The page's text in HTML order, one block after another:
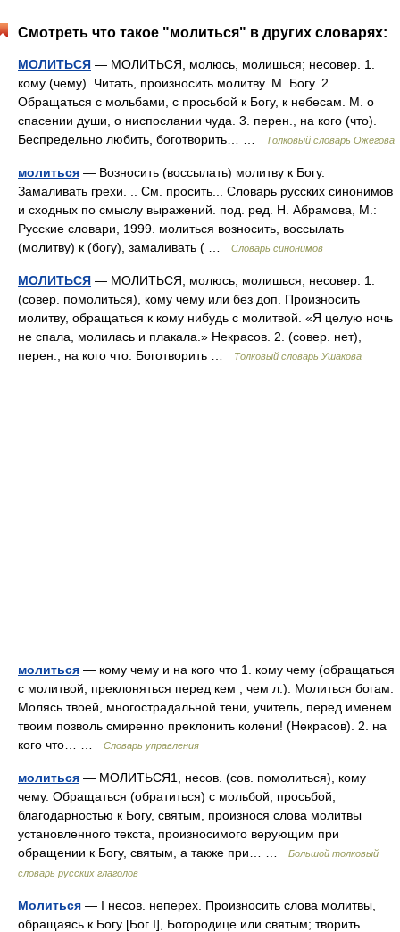
Смотреть что такое "молиться" в других словарях:
МОЛИТЬСЯ — МОЛИТЬСЯ, молюсь, молишься; несовер. 1.
кому (чему). Читать, произносить молитву. М. Богу. 2.
Обращаться с мольбами, с просьбой к Богу, к небесам. М. о
спасении души, о ниспослании чуда. 3. перен., на кого (что).
Беспредельно любить, боготворить… …
Толковый словарь Ожегова
молиться — Возносить (воссылать) молитву к Богу.
Замаливать грехи. .. См. просить... Словарь русских синонимов
и сходных по смыслу выражений. под. ред. Н. Абрамова, М.:
Русские словари, 1999. молиться возносить, воссылать
(молитву) к (богу), замаливать ( …
Словарь синонимов
МОЛИТЬСЯ — МОЛИТЬСЯ, молюсь, молишься, несовер. 1.
(совер. помолиться), кому чему или без доп. Произносить
молитву, обращаться к кому нибудь с молитвой. «Я целую ночь
не спала, молилась и плакала.» Некрасов. 2. (совер. нет),
перен., на кого что. Боготворить …
Толковый словарь Ушакова
молиться — кому чему и на кого что 1. кому чему (обращаться
с молитвой; преклоняться перед кем , чем л.). Молиться богам.
Молясь твоей, многострадальной тени, учитель, перед именем
твоим позволь смиренно преклонить колени! (Некрасов). 2. на
кого что… …
Словарь управления
молиться — МОЛИТЬСЯ1, несов. (сов. помолиться), кому
чему. Обращаться (обратиться) с мольбой, просьбой,
благодарностью к Богу, святым, произнося слова молитвы
установленного текста, произносимого верующим при
обращении к Богу, святым, а также при… …
Большой толковый
словарь русских глаголов
Молиться — I несов. неперех. Произносить слова молитвы,
обращаясь к Богу [Бог I], Богородице или святым; творить